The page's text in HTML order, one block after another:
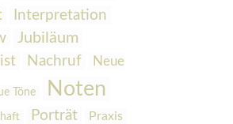
Interpretation
Jubiläum
Nachruf Neue
Töne Noten
Porträt Praxis